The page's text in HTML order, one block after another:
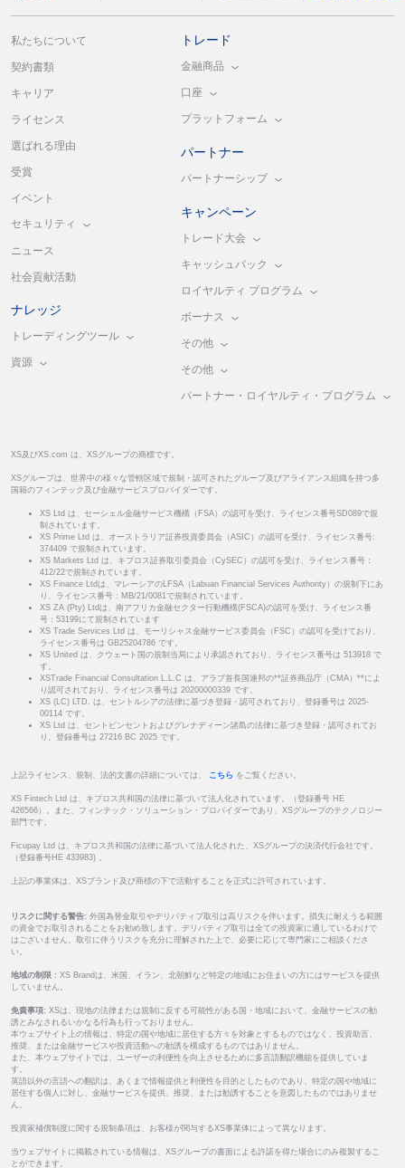
私たちについて
契約書類
キャリア
ライセンス
選ばれる理由
受賞
イベント
セキュリティ
ニュース
社会貢献活動
ナレッジ
トレーディングツール
資源
トレード
金融商品
口座
プラットフォーム
パートナー
パートナーシップ
キャンペーン
トレード大会
キャッシュバック
ロイヤルティ プログラム
ボーナス
その他
その他
パートナー・ロイヤルティ・プログラム
XS及びXS.com は、XSグループの商標です。
XSグループは、世界中の様々な管轄区域で規制・認可されたグループ及びアライアンス組織を持つ多
国籍のフィンテック及び金融サービスプロバイダーです。
XS Ltd は、セーシェル金融サービス機構（FSA）の認可を受け、ライセンス番号SD089で規
制されています。
XS Prime Ltd は、オーストラリア証券投資委員会（ASIC）の認可を受け、ライセンス番号:
374409 で規制されています。
XS Markets Ltd は、キプロス証券取引委員会（CySEC）の認可を受け、ライセンス番号：
412/22で規制されています。
XS Finance Ltdは、マレーシアのLFSA（Labuan Financial Services Authority）の規制下にあ
り、ライセンス番号：MB/21/0081で規制されています。
XS ZA (Pty) Ltdは、南アフリカ金融セクター行動機構(FSCA)の認可を受け、ライセンス番
号：53199にて規制されています
XS Trade Services Ltd は、モーリシャス金融サービス委員会（FSC）の認可を受けており、
ライセンス番号は GB25204786 です。
XS United は、クウェート国の規制当局により承認されており、ライセンス番号は 513918 で
す。
XSTrade Financial Consultation L.L.C は、アラブ首長国連邦の**証券商品庁（CMA）**によ
り認可されており、ライセンス番号は 20200000339 です。
XS (LC) LTD. は、セントルシアの法律に基づき登録・認可されており、登録番号は 2025-
00114 です。
XS Ltd は、セントビンセントおよびグレナディーン諸島の法律に基づき登録・認可されてお
り、登録番号は 27216 BC 2025 です。
上記ライセンス、規制、法的文書の詳細については、 こちら をご覧ください。
XS Fintech Ltd は、キプロス共和国の法律に基づいて法人化されています。（登録番号 HE
426566）。また、フィンテック・ソリューション・プロバイダーであり、XSグループのテクノロジー
部門です。
Ficupay Ltd は、キプロス共和国の法律に基づいて法人化された、XSグループの決済代行会社です。
（登録番号HE 433983) 。
上記の事業体は、XSブランド及び商標の下で活動することを正式に許可されています。
リスクに関する警告: 外国為替金取引やデリバティブ取引は高リスクを伴います。損失に耐えうる範囲
の資金でお取引されることをお勧め致します。デリバティブ取引は全ての投資家に適しているわけで
はございません。取引に伴うリスクを充分に理解された上で、必要に応じて専門家にご相談くださ
い。
地域の制限 : XS Brandは、米国、イラン、北朝鮮など特定の地域にお住まいの方にはサービスを提供
していません。
免責事項: XSは、現地の法律または規制に反する可能性がある国・地域において、金融サービスの勧
誘とみなされるいかなる行為も行っておりません。
本ウェブサイト上の情報は、特定の国や地域に居住する方々を対象とするものではなく、投資助言、
推奨、または金融サービスや投資活動への勧誘を構成するものではありません。
また、本ウェブサイトでは、ユーザーの利便性を向上させるために多言語翻訳機能を提供していま
す。
英語以外の言語への翻訳は、あくまで情報提供と利便性を目的としたものであり、特定の国や地域に
居住する個人に対し、金融サービスを提供、推奨、または勧誘することを意図したものではありませ
ん。
投資家補償制度に関する規制条項は、お客様が関与するXS事業体によって異なります。
当ウェブサイトに掲載されている情報は、XSグループの書面による許諾を得た場合にのみ複製するこ
とができます。